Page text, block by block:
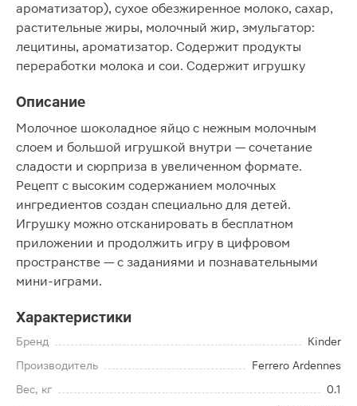
ароматизатор), сухое обезжиренное молоко, сахар,
растительные жиры, молочный жир, эмульгатор:
лецитины, ароматизатор. Содержит продукты
переработки молока и сои. Содержит игрушку
Описание
Молочное шоколадное яйцо с нежным молочным
слоем и большой игрушкой внутри — сочетание
сладости и сюрприза в увеличенном формате.
Рецепт с высоким содержанием молочных
ингредиентов создан специально для детей.
Игрушку можно отсканировать в бесплатном
приложении и продолжить игру в цифровом
пространстве — с заданиями и познавательными
мини-играми.
Характеристики
Бренд
Kinder
Производитель
Ferrero Ardennes
Вес, кг
0.1